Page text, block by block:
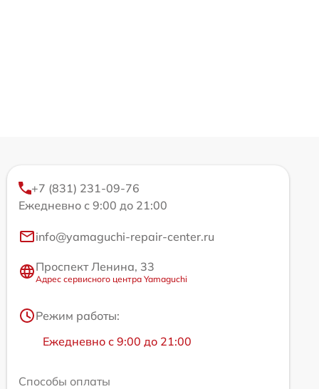
+7 (831) 231-09-76
Ежедневно с 9:00 до 21:00
info@yamaguchi-repair-center.ru
Проспект Ленина, 33
Адрес сервисного центра Yamaguchi
Режим работы:
Ежедневно с 9:00 до 21:00
Способы оплаты